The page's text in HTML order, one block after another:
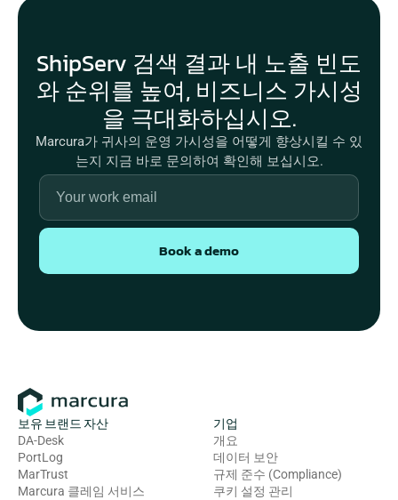
ShipServ 검색 결과 내 노출 빈도
와 순위를 높여, 비즈니스 가시성
을 극대화하십시오.
Marcura가 귀사의 운영 가시성을 어떻게 향상시킬 수 있
는지 지금 바로 문의하여 확인해 보십시오.
Book a demo
보유 브랜드 자산
DA-Desk
PortLog
MarTrust
Marcura 클레임 서비스
기업
개요
데이터 보안
규제 준수 (Compliance)
쿠키 설정 관리